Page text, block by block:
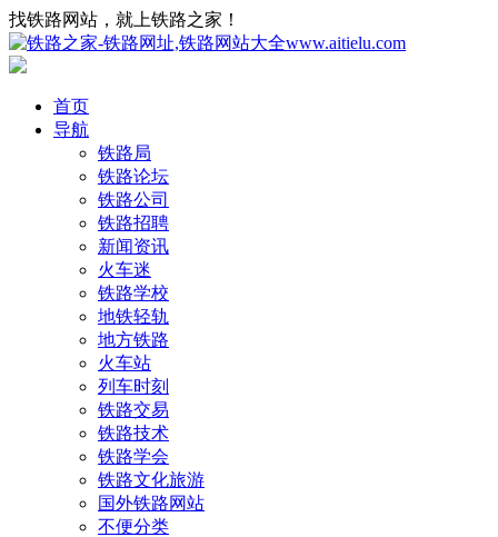
找铁路网站，就上铁路之家！
首页
导航
铁路局
铁路论坛
铁路公司
铁路招聘
新闻资讯
火车迷
铁路学校
地铁轻轨
地方铁路
火车站
列车时刻
铁路交易
铁路技术
铁路学会
铁路文化旅游
国外铁路网站
不便分类